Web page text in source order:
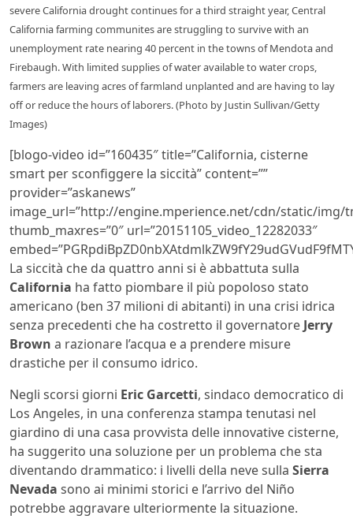
severe California drought continues for a third straight year, Central
California farming communites are struggling to survive with an
unemployment rate nearing 40 percent in the towns of Mendota and
Firebaugh. With limited supplies of water available to water crops,
farmers are leaving acres of farmland unplanted and are having to lay
off or reduce the hours of laborers. (Photo by Justin Sullivan/Getty
Images)
[blogo-video id=”160435″ title=”California, cisterne
smart per sconfiggere la siccità” content=””
provider=”askanews”
image_url=”http://engine.mperience.net/cdn/static/img/
thumb_maxres=”0″ url=”20151105_video_12282033″
La siccità che da quattro anni si è abbattuta sulla
California ha fatto piombare il più popoloso stato
americano (ben 37 milioni di abitanti) in una crisi idrica
senza precedenti che ha costretto il governatoreJerry
Brown a razionare l’acqua e a prendere misure
drastiche per il consumo idrico.
Negli scorsi giorni Eric Garcetti, sindaco democratico di
Los Angeles, in una conferenza stampa tenutasi nel
giardino di una casa provvista delle innovative cisterne,
ha suggerito una soluzione per un problema che sta
diventando drammatico: i livelli della neve sulla Sierra
Nevada sono ai minimi storici e l’arrivo del Niño
potrebbe aggravare ulteriormente la situazione.